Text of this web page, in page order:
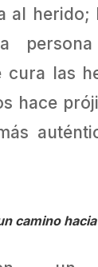
al herido;
cura las
hace
camino